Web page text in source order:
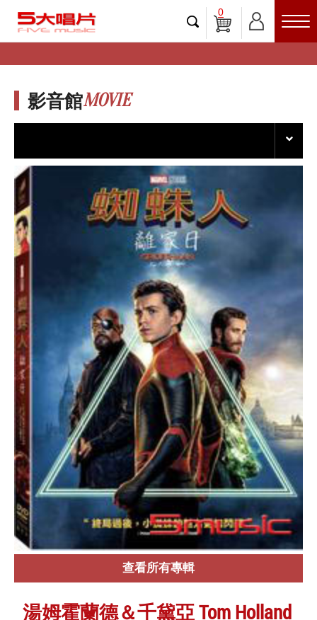
0
影音館MOVIE
查看所有專輯
湯姆霍蘭德＆千黛亞 Tom Holland